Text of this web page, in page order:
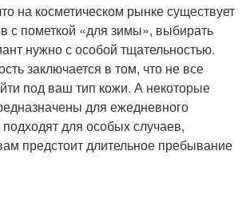
на косметическом рынке существует
с пометкой «для зимы», выбирать
нужно с особой тщательностью.
заключается в том, что не все
под ваш тип кожи. А некоторые
для ежедневного
для особых случаев,
предстоит длительное пребывание